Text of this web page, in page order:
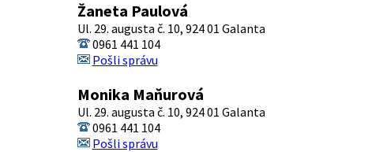
Žaneta Paulová
Ul. 29. augusta č. 10, 924 01 Galanta
0961 441 104
Pošli správu
Monika Maňurová
Ul. 29. augusta č. 10, 924 01 Galanta
0961 441 104
Pošli správu